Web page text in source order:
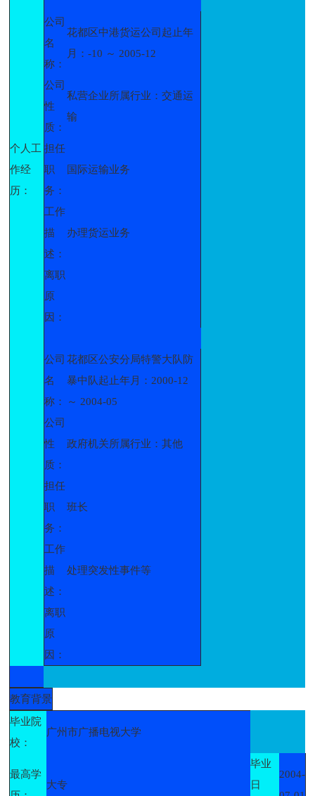
个人工
作经
历：
公司
名
称：
花都区中港货运公司起止年
月：-10 ～ 2005-12
公司
性
质：
私营企业所属行业：交通运
输
担任
职
务：
国际运输业务
工作
描
述：
办理货运业务
离职
原
因：
公司
名
称：
花都区公安分局特警大队防
暴中队起止年月：2000-12
～ 2004-05
公司
性
质：
政府机关所属行业：其他
担任
职
务：
班长
工作
描
述：
处理突发性事件等
离职
原
因：
教育背景
毕业院
校：
广州市广播电视大学
最高学
大专
毕业
日
2004-